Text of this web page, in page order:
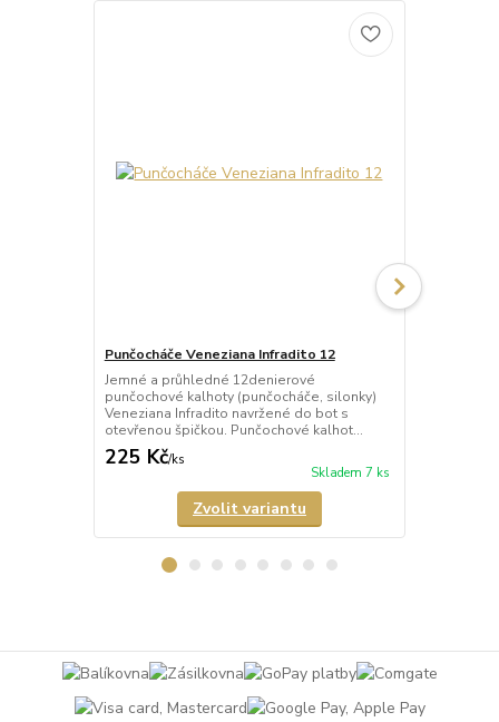
Punčocháče Veneziana Infradito 12
Jemné a průhledné 12denierové
punčochové kalhoty (punčocháče, silonky)
Veneziana Infradito navržené do bot s
otevřenou špičkou. Punčochové kalhot...
225 Kč/ks
Skladem 7 ks
Zvolit variantu